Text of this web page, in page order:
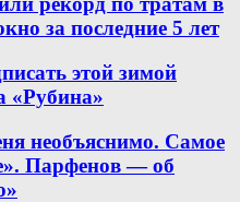
за последние 5 лет
этой зимой
«Рубина»
необъяснимо. Самое
Парфенов — об